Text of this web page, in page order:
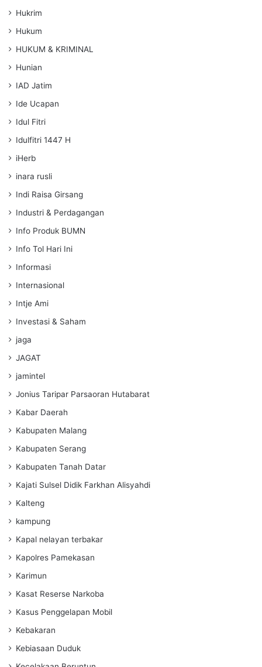
Hukrim
Hukum
HUKUM & KRIMINAL
Hunian
IAD Jatim
Ide Ucapan
Idul Fitri
Idulfitri 1447 H
iHerb
inara rusli
Indi Raisa Girsang
Industri & Perdagangan
Info Produk BUMN
Info Tol Hari Ini
Informasi
Internasional
Intje Ami
Investasi & Saham
jaga
JAGAT
jamintel
Jonius Taripar Parsaoran Hutabarat
Kabar Daerah
Kabupaten Malang
Kabupaten Serang
Kabupaten Tanah Datar
Kajati Sulsel Didik Farkhan Alisyahdi
Kalteng
kampung
Kapal nelayan terbakar
Kapolres Pamekasan
Karimun
Kasat Reserse Narkoba
Kasus Penggelapan Mobil
Kebakaran
Kebiasaan Duduk